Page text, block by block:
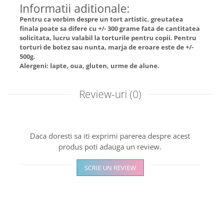
Informatii aditionale:
Pentru ca vorbim despre un tort artistic, greutatea
finala poate sa difere cu +/- 300 grame fata de cantitatea
solicitata, lucru valabil la torturile pentru copii. Pentru
torturi de botez sau nunta, marja de eroare este de +/-
500g.
Alergeni: lapte, oua, gluten, urme de alune.
Review-uri (0)
Daca doresti sa iti exprimi parerea despre acest
produs poti adauga un review.
SCRIE UN REVIEW